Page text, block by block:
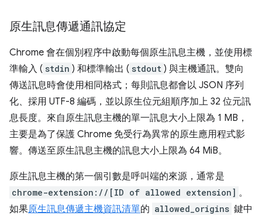
原生訊息傳遞通訊協定
Chrome 會在個別程序中啟動每個原生訊息主機，並使用標
準輸入 ( stdin ) 和標準輸出 ( stdout ) 與主機通訊。雙向
傳送訊息時會使用相同格式；每則訊息都會以 JSON 序列
化、採用 UTF-8 編碼，並以原生位元組順序加上 32 位元訊
息長度。來自原生訊息主機的單一訊息大小上限為 1 MB，
主要是為了保護 Chrome 免受行為異常的原生應用程式影
響。傳送至原生訊息主機的訊息大小上限為 64 MiB。
原生訊息主機的第一個引數是呼叫端的來源，通常是
chrome-extension://[ID of allowed extension] 。
如果原生訊息傳遞主機資訊清單的 allowed_origins 鍵中